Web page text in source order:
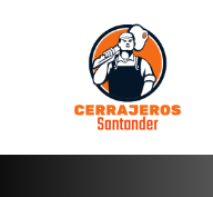
contenido